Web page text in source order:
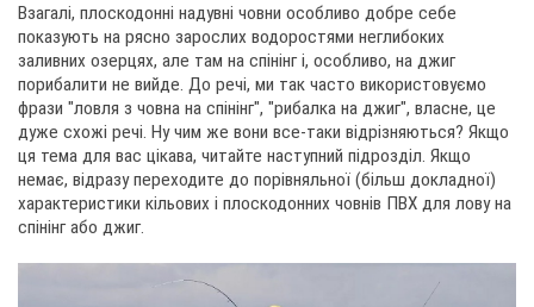
Взагалі, плоскодонні надувні човни особливо добре себе
показують на рясно зарослих водоростями неглибоких
заливних озерцях, але там на спінінг і, особливо, на джиг
порибалити не вийде. До речі, ми так часто використовуємо
фрази "ловля з човна на спінінг", "рибалка на джиг", власне, це
дуже схожі речі. Ну чим же вони все-таки відрізняються? Якщо
ця тема для вас цікава, читайте наступний підрозділ. Якщо
немає, відразу переходите до порівняльної (більш докладної)
характеристики кільових і плоскодонних човнів ПВХ для лову на
спінінг або джиг.